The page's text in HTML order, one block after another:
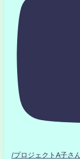
/プロジェクトA子